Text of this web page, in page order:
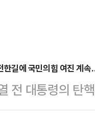
한길에 국민의힘 여진 계
전 대통령의 탄
'거리두기'에